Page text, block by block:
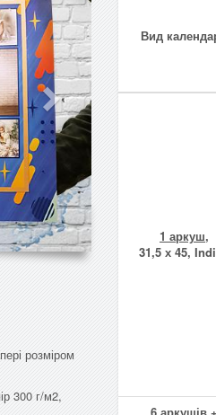
розміром
300 г/м2,
Вид
1 аркуш,
31,5 х 45,